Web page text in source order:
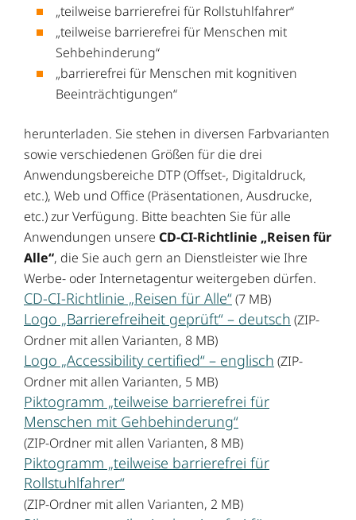
„teilweise barrierefrei für Rollstuhlfahrer“
„teilweise barrierefrei für Menschen mit
Sehbehinderung“
„barrierefrei für Menschen mit kognitiven
Beeinträchtigungen“
herunterladen. Sie stehen in diversen Farbvarianten
sowie verschiedenen Größen für die drei
Anwendungsbereiche DTP (Offset-, Digitaldruck,
etc.), Web und Office (Präsentationen, Ausdrucke,
etc.) zur Verfügung. Bitte beachten Sie für alle
Anwendungen unsere CD-CI-Richtlinie „Reisen für
Alle“, die Sie auch gern an Dienstleister wie Ihre
Werbe- oder Internetagentur weitergeben dürfen.
CD-CI-Richtlinie „Reisen für Alle“(7 MB)
Logo „Barrierefreiheit geprüft“ – deutsch (ZIP-
Ordner mit allen Varianten, 8 MB)
Logo „Accessibility certified“ – englisch (ZIP-
Ordner mit allen Varianten, 5 MB)
Piktogramm „teilweise barrierefrei für
Menschen mit Gehbehinderung“
(ZIP-Ordner mit allen Varianten, 8 MB)
Piktogramm „teilweise barrierefrei für
Rollstuhlfahrer“
(ZIP-Ordner mit allen Varianten, 2 MB)